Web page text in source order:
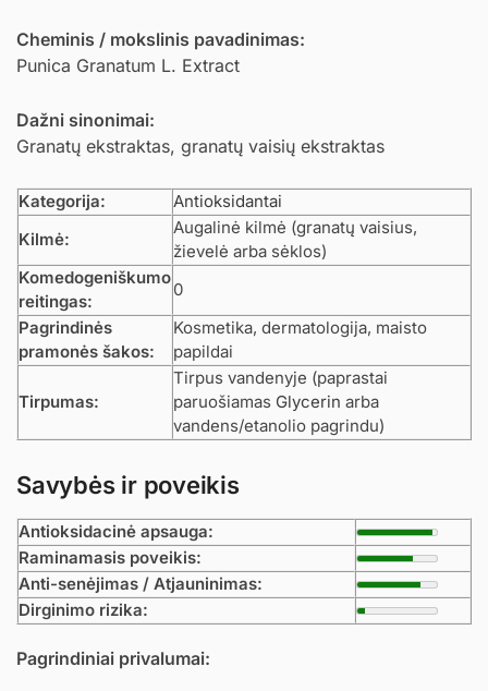
Cheminis / mokslinis pavadinimas:
Punica Granatum L. Extract
Dažni sinonimai:
Granatų ekstraktas, granatų vaisių ekstraktas
Kategorija:
Antioksidantai
Kilmė:
Augalinė kilmė (granatų vaisius,
žievelė arba sėklos)
Komedogeniškumo
reitingas:
0
Pagrindinės
pramonės šakos:
Kosmetika, dermatologija, maisto
papildai
Tirpumas:
Tirpus vandenyje (paprastai
paruošiamas Glycerin arba
vandens/etanolio pagrindu)
Savybės ir poveikis
Antioksidacinė apsauga:
Raminamasis poveikis:
Anti-senėjimas / Atjauninimas:
Dirginimo rizika:
Pagrindiniai privalumai: